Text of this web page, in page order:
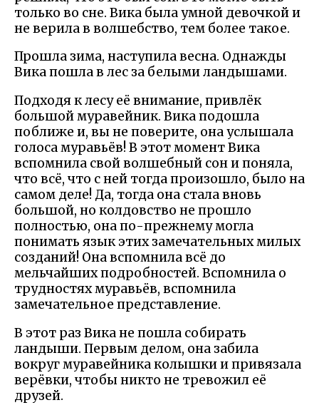
только во сне. Вика была умной девочкой и
не верила в волшебство, тем более такое.
Прошла зима, наступила весна. Однажды
Вика пошла в лес за белыми ландышами.
Подходя к лесу её внимание, привлёк
большой муравейник. Вика подошла
поближе и, вы не поверите, она услышала
голоса муравьёв! В этот момент Вика
вспомнила свой волшебный сон и поняла,
что всё, что с ней тогда произошло, было на
самом деле! Да, тогда она стала вновь
большой, но колдовство не прошло
полностью, она по-прежнему могла
понимать язык этих замечательных милых
созданий! Она вспомнила всё до
мельчайших подробностей. Вспомнила о
трудностях муравьёв, вспомнила
замечательное представление.
В этот раз Вика не пошла собирать
ландыши. Первым делом, она забила
вокруг муравейника колышки и привязала
верёвки, чтобы никто не тревожил её
друзей.